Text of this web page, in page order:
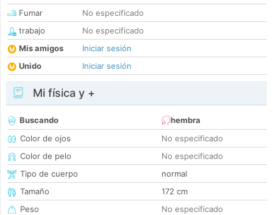
Fumar
No especificado
trabajo
No especificado
Mis amigos
Iniciar sesión
Unido
Iniciar sesión
Mi física y +
Buscando
hembra
Color de ojos
No especificado
Color de pelo
No especificado
Tipo de cuerpo
normal
Tamaño
172 cm
Peso
No especificado